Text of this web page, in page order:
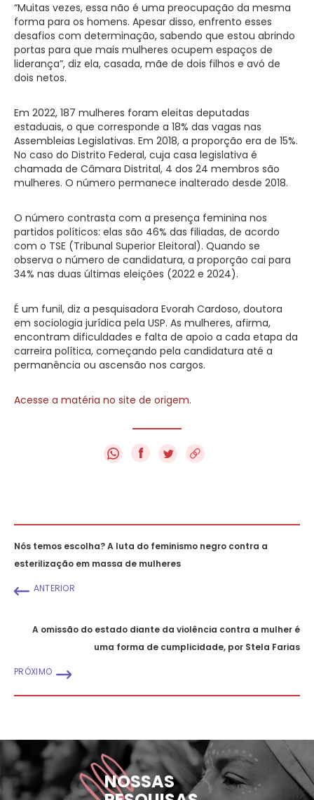
“Muitas vezes, essa não é uma preocupação da mesma
forma para os homens. Apesar disso, enfrento esses
desafios com determinação, sabendo que estou abrindo
portas para que mais mulheres ocupem espaços de
liderança”, diz ela, casada, mãe de dois filhos e avó de
dois netos.
Em 2022, 187 mulheres foram eleitas deputadas
estaduais, o que corresponde a 18% das vagas nas
Assembleias Legislativas. Em 2018, a proporção era de 15%.
No caso do Distrito Federal, cuja casa legislativa é
chamada de Câmara Distrital, 4 dos 24 membros são
mulheres. O número permanece inalterado desde 2018.
O número contrasta com a presença feminina nos
partidos políticos: elas são 46% das filiadas, de acordo
com o TSE (Tribunal Superior Eleitoral). Quando se
observa o número de candidatura, a proporção cai para
34% nas duas últimas eleições (2022 e 2024).
É um funil, diz a pesquisadora Evorah Cardoso, doutora
em sociologia jurídica pela USP. As mulheres, afirma,
encontram dificuldades e falta de apoio a cada etapa da
carreira política, começando pela candidatura até a
permanência ou ascensão nos cargos.
Acesse a matéria no site de origem.
f
Nós temos escolha? A luta do feminismo negro contra a
esterilização em massa de mulheres
ANTERIOR
A omissão do estado diante da violência contra a mulher é
uma forma de cumplicidade, por Stela Farias
PRÓXIMO
NOSSAS